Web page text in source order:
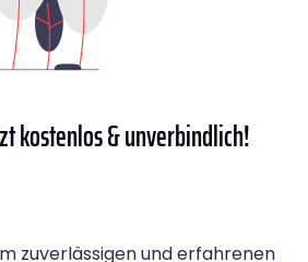
kostenlos & unverbindlich!
zuverlässigen und erfahrenen